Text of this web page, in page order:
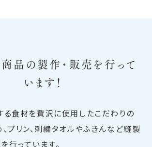
商品の製作・販売を行って
います！
る食材を贅沢に使用したこだわりの
プリン、刺繍タオルやふきんなど縫製
行っています。